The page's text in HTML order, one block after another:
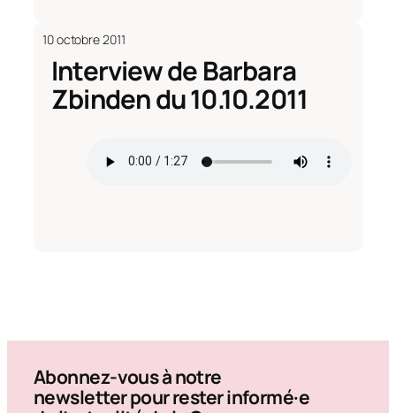
10 octobre 2011
Interview de Barbara
Zbinden du 10.10.2011
Abonnez-vous à notre
newsletter pour rester informé·e